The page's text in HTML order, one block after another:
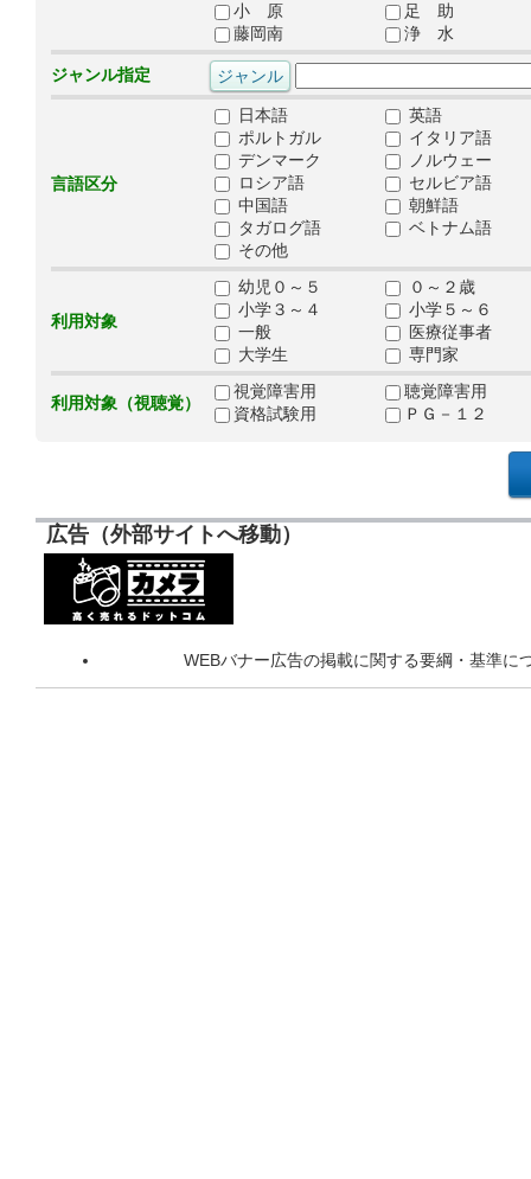
小 原
足 助
藤岡南
浄 水
ジャンル指定
言語区分
日本語
英語
ポルトガル
イタリア語
デンマーク
ノルウェー
ロシア語
セルビア語
中国語
朝鮮語
タガログ語
ベトナム語
その他
利用対象
幼児０～５
０～２歳
小学３～４
小学５～６
一般
医療従事者
大学生
専門家
利用対象（視聴覚）
視覚障害用
聴覚障害用
資格試験用
ＰＧ－１２
広告（外部サイトへ移動）
WEBバナー広告の掲載に関する要綱・基準に